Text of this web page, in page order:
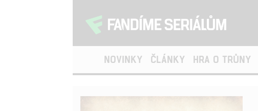
NOVINKY ČLÁNKY HRA O TRŮNY